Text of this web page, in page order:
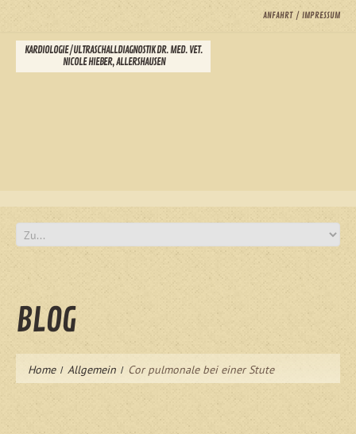
ANFAHRT IMPRESSUM
KARDIOLOGIE / ULTRASCHALLDIAGNOSTIK DR. MED. VET.
NICOLE HIEBER, ALLERSHAUSEN
BLOG
Home Allgemein Cor pulmonale bei einer Stute